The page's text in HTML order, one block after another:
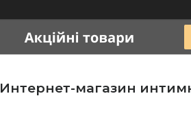
Интернет-магазин